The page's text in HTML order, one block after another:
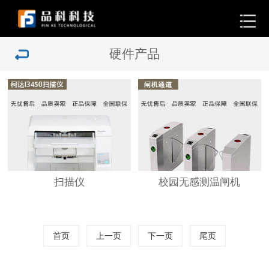
硬件产品
扫描仪 校园无感测温闸机
首页 上一页 下一页 尾页